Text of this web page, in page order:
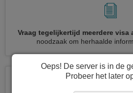
Vraag tegelijkertijd meerdere visa
noodzaak om herhaalde
Oeps! De server is in de
Probeer het later